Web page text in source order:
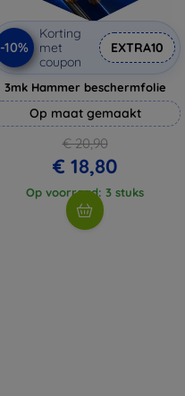
-10%
Korting
met
coupon
EXTRA10
3mk Hammer beschermfolie
Op maat gemaakt
€ 20,90
€ 18,80
Op voorraad: 3 stuks